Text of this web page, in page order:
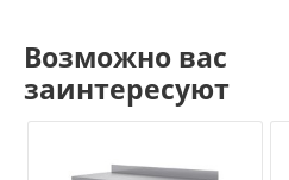
Возможно вас
заинтересуют